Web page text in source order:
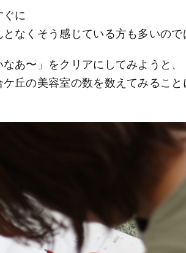
に
なくそう感じている方も多いので
あ〜」をクリアにしてみようと、
丘の美容室の数を数えてみること